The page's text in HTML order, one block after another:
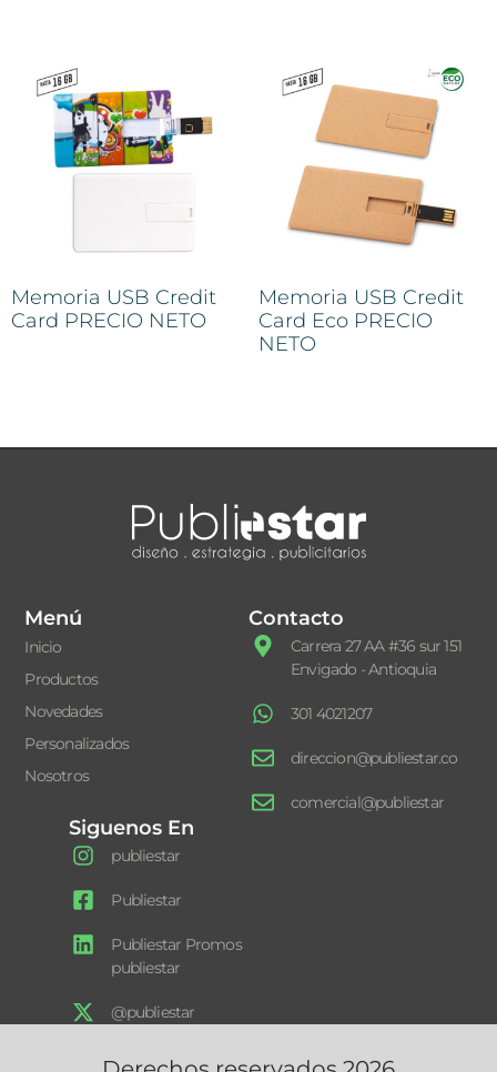
Memoria USB Credit
Card PRECIO NETO
Memoria USB Credit
Card Eco PRECIO
NETO
Menú
Inicio
Productos
Novedades
Personalizados
Nosotros
Contacto
Carrera 27 AA #36 sur 151
Envigado - Antioquia
301 4021207
direccion@publiestar.co
comercial@publiestar
Siguenos En
publiestar
Publiestar
Publiestar Promos
publiestar
@publiestar